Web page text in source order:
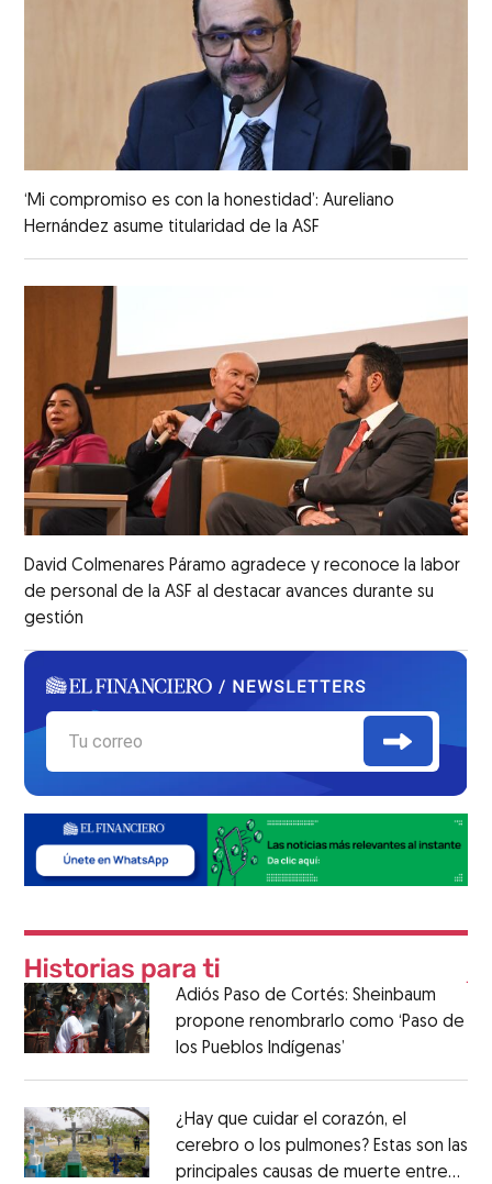
‘Mi compromiso es con la honestidad’: Aureliano
Hernández asume titularidad de la ASF
David Colmenares Páramo agradece y reconoce la labor
de personal de la ASF al destacar avances durante su
gestión
Adiós Paso de Cortés: Sheinbaum
propone renombrarlo como ‘Paso de
los Pueblos Indígenas’
¿Hay que cuidar el corazón, el
cerebro o los pulmones? Estas son las
principales causas de muerte entre